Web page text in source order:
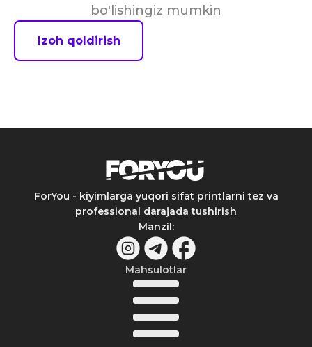
bo'lishingiz mumkin
Izoh qoldirish
ForYou - kiyimlarga yuqori sifat printlarni tez va
professional darajada tushirish
Manzil:
Mahsulotlar